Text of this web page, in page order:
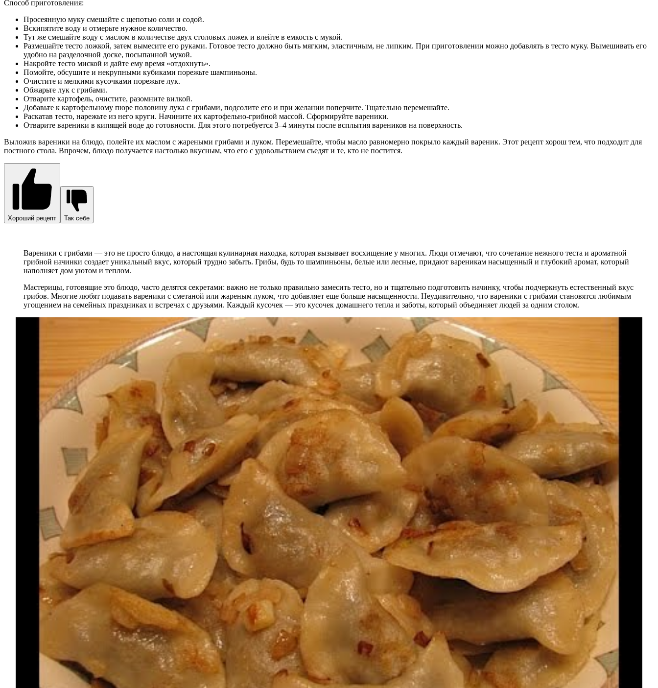
Способ приготовления:
Просеянную муку смешайте с щепотью соли и содой.
Вскипятите воду и отмерьте нужное количество.
Тут же смешайте воду с маслом в количестве двух столовых ложек и влейте в емкость с мукой.
Размешайте тесто ложкой, затем вымесите его руками. Готовое тесто должно быть мягким, эластичным, не липким. При приготовлении можно добавлять в тесто муку. Вымешивать его
удобно на разделочной доске, посыпанной мукой.
Накройте тесто миской и дайте ему время «отдохнуть».
Помойте, обсушите и некрупными кубиками порежьте шампиньоны.
Очистите и мелкими кусочками порежьте лук.
Обжарьте лук с грибами.
Отварите картофель, очистите, разомните вилкой.
Добавьте к картофельному пюре половину лука с грибами, подсолите его и при желании поперчите. Тщательно перемешайте.
Раскатав тесто, нарежьте из него круги. Начините их картофельно-грибной массой. Сформируйте вареники.
Отварите вареники в кипящей воде до готовности. Для этого потребуется 3–4 минуты после всплытия вареников на поверхность.
Выложив вареники на блюдо, полейте их маслом с жареными грибами и луком. Перемешайте, чтобы масло равномерно покрыло каждый вареник. Этот рецепт хорош тем, что подходит для
постного стола. Впрочем, блюдо получается настолько вкусным, что его с удовольствием съедят и те, кто не постится.
Хороший рецепт Так себе
Вареники с грибами — это не просто блюдо, а настоящая кулинарная находка, которая вызывает восхищение у многих. Люди отмечают, что сочетание нежного теста и ароматной
грибной начинки создает уникальный вкус, который трудно забыть. Грибы, будь то шампиньоны, белые или лесные, придают вареникам насыщенный и глубокий аромат, который
наполняет дом уютом и теплом.
Мастерицы, готовящие это блюдо, часто делятся секретами: важно не только правильно замесить тесто, но и тщательно подготовить начинку, чтобы подчеркнуть естественный вкус
грибов. Многие любят подавать вареники с сметаной или жареным луком, что добавляет еще больше насыщенности. Неудивительно, что вареники с грибами становятся любимым
угощением на семейных праздниках и встречах с друзьями. Каждый кусочек — это кусочек домашнего тепла и заботы, который объединяет людей за одним столом.